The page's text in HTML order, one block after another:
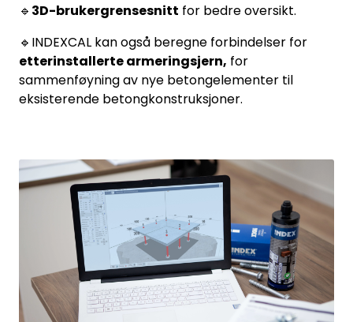
🔹 3D-brukergrensesnitt for bedre oversikt.
🔹INDEXCAL kan også beregne forbindelser for
etterinstallerte armeringsjern, for
sammenføyning av nye betongelementer til
eksisterende betongkonstruksjoner.